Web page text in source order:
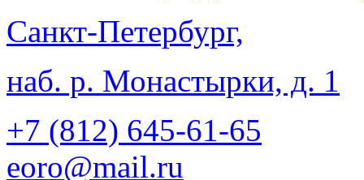
Санкт-Петербург,
наб. р. Монастырки, д. 1
+7 (812) 645-61-65
eoro@mail.ru